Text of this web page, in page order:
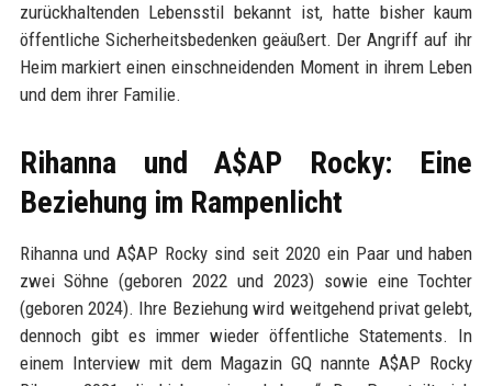
zurückhaltenden Lebensstil bekannt ist, hatte bisher kaum
öffentliche Sicherheitsbedenken geäußert. Der Angriff auf ihr
Heim markiert einen einschneidenden Moment in ihrem Leben
und dem ihrer Familie.
Rihanna und A$AP Rocky: Eine
Beziehung im Rampenlicht
Rihanna und A$AP Rocky sind seit 2020 ein Paar und haben
zwei Söhne (geboren 2022 und 2023) sowie eine Tochter
(geboren 2024). Ihre Beziehung wird weitgehend privat gelebt,
dennoch gibt es immer wieder öffentliche Statements. In
einem Interview mit dem Magazin GQ nannte A$AP Rocky